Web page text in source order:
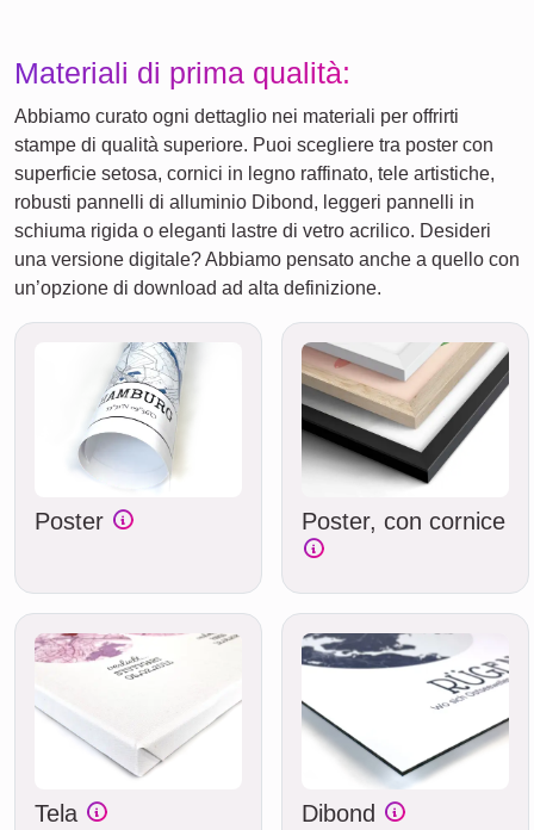
Materiali di prima qualità:
Abbiamo curato ogni dettaglio nei materiali per offrirti
stampe di qualità superiore. Puoi scegliere tra poster con
superficie setosa, cornici in legno raffinato, tele artistiche,
robusti pannelli di alluminio Dibond, leggeri pannelli in
schiuma rigida o eleganti lastre di vetro acrilico. Desideri
una versione digitale? Abbiamo pensato anche a quello con
un’opzione di download ad alta definizione.
Poster Poster, con cornice
Tela Dibond